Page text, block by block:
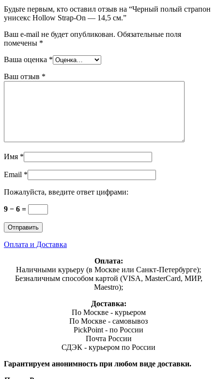
Будьте первым, кто оставил отзыв на “Черный полый страпон
унисекс Hollow Strap-On — 14,5 см.”
Ваш e-mail не будет опубликован. Обязательные поля
помечены *
Ваша оценка *
Ваш отзыв *
Имя *
Email *
Пожалуйста, введите ответ цифрами:
9 − 6 =
Оплата и Доставка
Оплата:
Наличными курьеру (в Москве или Санкт-Петербурге);
Безналичным способом картой (VISA, MasterCard, МИР,
Maestro);
Доставка:
По Москве - курьером
По Москве - самовывоз
PickPoint - по России
Почта России
СДЭК - курьером по России
Гарантируем анонимность при любом виде доставки.